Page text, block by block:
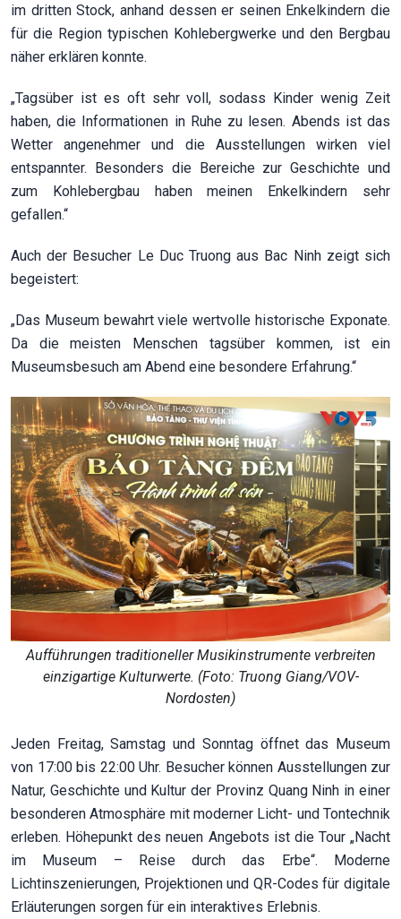
im dritten Stock, anhand dessen er seinen Enkelkindern die
für die Region typischen Kohlebergwerke und den Bergbau
näher erklären konnte.
„Tagsüber ist es oft sehr voll, sodass Kinder wenig Zeit
haben, die Informationen in Ruhe zu lesen. Abends ist das
Wetter angenehmer und die Ausstellungen wirken viel
entspannter. Besonders die Bereiche zur Geschichte und
zum Kohlebergbau haben meinen Enkelkindern sehr
gefallen.“
Auch der Besucher Le Duc Truong aus Bac Ninh zeigt sich
begeistert:
„Das Museum bewahrt viele wertvolle historische Exponate.
Da die meisten Menschen tagsüber kommen, ist ein
Museumsbesuch am Abend eine besondere Erfahrung.“
Aufführungen traditioneller Musikinstrumente verbreiten
einzigartige Kulturwerte. (Foto: Truong Giang/VOV-
Nordosten)
Jeden Freitag, Samstag und Sonntag öffnet das Museum
von 17:00 bis 22:00 Uhr. Besucher können Ausstellungen zur
Natur, Geschichte und Kultur der Provinz Quang Ninh in einer
besonderen Atmosphäre mit moderner Licht- und Tontechnik
erleben. Höhepunkt des neuen Angebots ist die Tour „Nacht
im Museum – Reise durch das Erbe“. Moderne
Lichtinszenierungen, Projektionen und QR-Codes für digitale
Erläuterungen sorgen für ein interaktives Erlebnis.